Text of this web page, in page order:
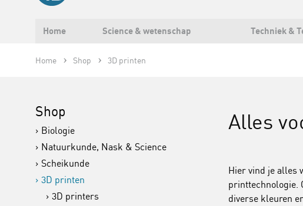
Home Science & wetenschap Techniek &
Home Shop 3D printen
Shop
Biologie
Natuurkunde, Nask & Science
Scheikunde
3D printen
3D printers
Alles
Hier vind je alles
printtechnologie.
diverse kleuren